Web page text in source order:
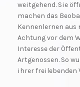
weitgehend. Sie
machen das
Kennenlernen aus
Achtung vor dem
Interesse der
Artgenossen. So
ihrer freilebenden